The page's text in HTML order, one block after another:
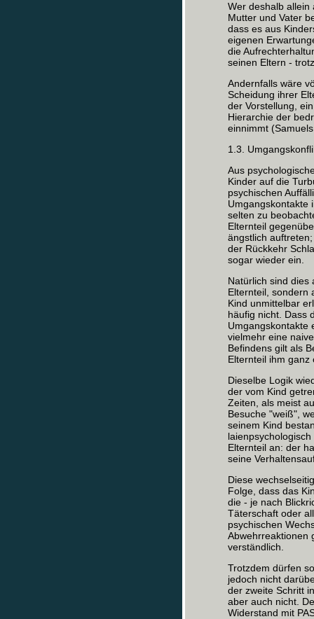
Wer deshalb allein
Mutter und Vater
dass es aus
eigenen
die
seinen Eltern -
Andernfalls wäre
Scheidung ihrer
der Vorstellung,
Hierarchie der
einnimmt
1.3.
Aus
Kinder auf die
psychischen
Umgangskontakte
selten zu
Elternteil
ängstlich
der Rückkehr
sogar wieder ein.
Natürlich sind dies
Elternteil, sondern
Kind unmittelbar
häufig nicht. Dass
Umgangskontakte
vielmehr eine
Befindens gilt als
Elternteil ihm ganz
Dieselbe Logik
der vom Kind
Zeiten, als meist
Besuche "weiß",
seinem Kind
Elternteil an: der
seine
Diese
Folge, dass das
die - je nach
Täterschaft oder
psychischen
Abwehrreaktionen
verständlich.
Trotzdem dürfen
jedoch nicht
der zweite Schritt
aber auch nicht.
Widerstand mit